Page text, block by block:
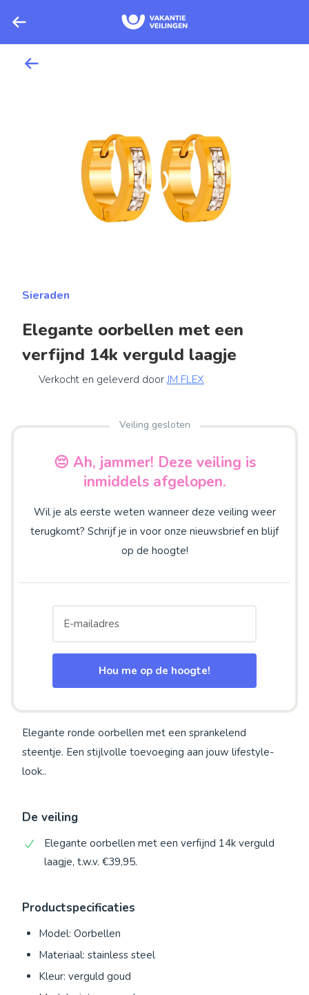
Sieraden
Elegante oorbellen met een
verfijnd 14k verguld laagje
Verkocht en geleverd doorJM FLEX
Veiling gesloten
😔 Ah, jammer! Deze veiling is
inmiddels afgelopen.
Wil je als eerste weten wanneer deze veiling weer
terugkomt? Schrijf je in voor onze nieuwsbrief en blijf
op de hoogte!
Hou me op de hoogte!
Elegante ronde oorbellen met een sprankelend
steentje. Een stijlvolle toevoeging aan jouw lifestyle-
look..
De veiling
Elegante oorbellen met een verfijnd 14k verguld
laagje, t.w.v. €39,95.
Productspecificaties
Model: Oorbellen
Materiaal: stainless steel
Kleur: verguld goud